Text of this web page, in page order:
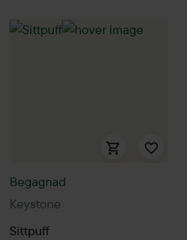
Keystone
Begagnad
Sittpuff